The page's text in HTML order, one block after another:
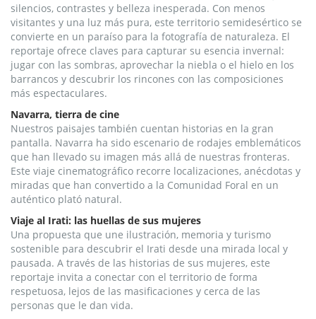
silencios, contrastes y belleza inesperada. Con menos
visitantes y una luz más pura, este territorio semidesértico se
convierte en un paraíso para la fotografía de naturaleza. El
reportaje ofrece claves para capturar su esencia invernal:
jugar con las sombras, aprovechar la niebla o el hielo en los
barrancos y descubrir los rincones con las composiciones
más espectaculares.
Navarra, tierra de cine
Nuestros paisajes también cuentan historias en la gran
pantalla. Navarra ha sido escenario de rodajes emblemáticos
que han llevado su imagen más allá de nuestras fronteras.
Este viaje cinematográfico recorre localizaciones, anécdotas y
miradas que han convertido a la Comunidad Foral en un
auténtico plató natural.
Viaje al Irati: las huellas de sus mujeres
Una propuesta que une ilustración, memoria y turismo
sostenible para descubrir el Irati desde una mirada local y
pausada. A través de las historias de sus mujeres, este
reportaje invita a conectar con el territorio de forma
respetuosa, lejos de las masificaciones y cerca de las
personas que le dan vida.